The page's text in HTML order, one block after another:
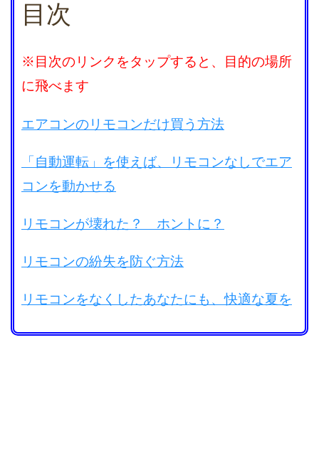
目次
※目次のリンクをタップすると、目的の場所
に飛べます
エアコンのリモコンだけ買う方法
「自動運転」を使えば、リモコンなしでエア
コンを動かせる
リモコンが壊れた？ ホントに？
リモコンの紛失を防ぐ方法
リモコンをなくしたあなたにも、快適な夏を